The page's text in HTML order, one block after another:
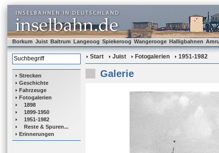
Borkum Juist Baltrum Langeoog Spiekeroog Wangerooge Halligbahnen
Strecken
Geschichte
Fahrzeuge
Fotogalerien
1898
1899-1950
1951-1982
Reste & Spuren...
Erinnerungen
Start Juist Fotogalerien 1951-1982
Galerie